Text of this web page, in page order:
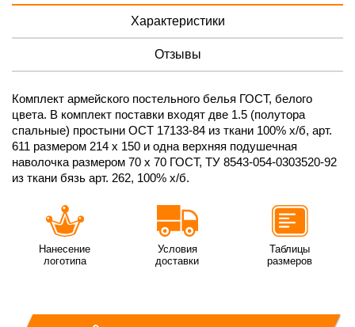
Характеристики
Отзывы
Комплект армейского постельного белья ГОСТ, белого
цвета. В комплект поставки входят две 1.5 (полутора
спальные) простыни ОСТ 17133-84 из ткани 100% х/б, арт.
611 размером 214 х 150 и одна верхняя подушечная
наволочка размером 70 х 70 ГОСТ, ТУ 8543-054-0303520-92
из ткани бязь арт. 262, 100% х/б.
Нанесение
логотипа
Условия
доставки
Таблицы
размеров